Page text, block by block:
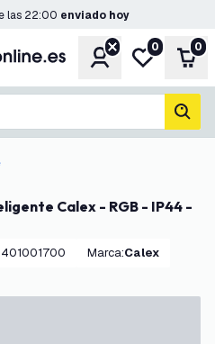
las 22:00 enviado hoy
CuentaMi lista de
0 0
Marca: Calex